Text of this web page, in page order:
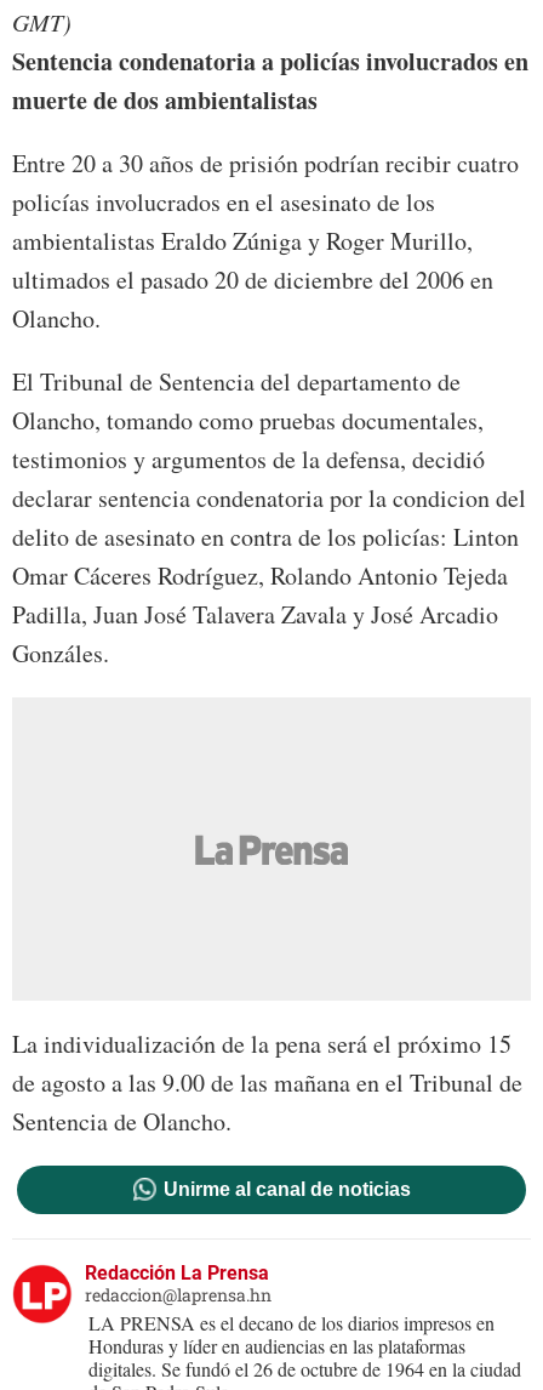
GMT)
Sentencia condenatoria a policías involucrados en
muerte de dos ambientalistas
Entre 20 a 30 años de prisión podrían recibir cuatro
policías involucrados en el asesinato de los
ambientalistas Eraldo Zúniga y Roger Murillo,
ultimados el pasado 20 de diciembre del 2006 en
Olancho.
El Tribunal de Sentencia del departamento de
Olancho, tomando como pruebas documentales,
testimonios y argumentos de la defensa, decidió
declarar sentencia condenatoria por la condicion del
delito de asesinato en contra de los policías: Linton
Omar Cáceres Rodríguez, Rolando Antonio Tejeda
Padilla, Juan José Talavera Zavala y José Arcadio
Gonzáles.
La individualización de la pena será el próximo 15
de agosto a las 9.00 de las mañana en el Tribunal de
Sentencia de Olancho.
Unirme al canal de noticias
Redacción La Prensa
redaccion@laprensa.hn
LA PRENSA es el decano de los diarios impresos en
Honduras y líder en audiencias en las plataformas
digitales. Se fundó el 26 de octubre de 1964 en la ciudad